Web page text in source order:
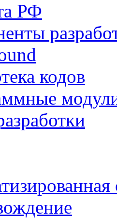
РФ
кодов